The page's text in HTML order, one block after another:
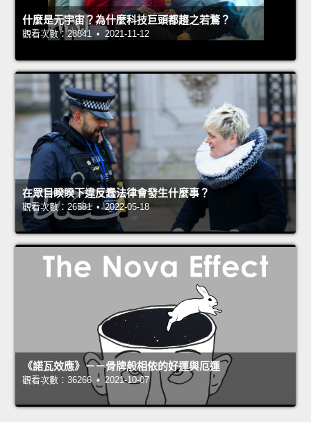
什麼是元宇宙？為什麼科技巨頭都趨之若鶩？
觀看次數：28841 • 2021-11-12
在眾目睽睽下違反蠢法律會發生什麼事？
觀看次數：26581 • 2022-05-18
《諾瓦效應》－－骨牌般相依的好運與厄運
觀看次數：36266 • 2021-10-07